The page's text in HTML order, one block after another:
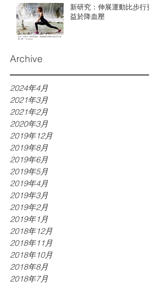
新研究：伸展運動比步行更
益於降血壓
Archive
2024年4月
2021年3月
2021年2月
2020年3月
2019年12月
2019年8月
2019年6月
2019年5月
2019年4月
2019年3月
2019年2月
2019年1月
2018年12月
2018年11月
2018年10月
2018年8月
2018年7月